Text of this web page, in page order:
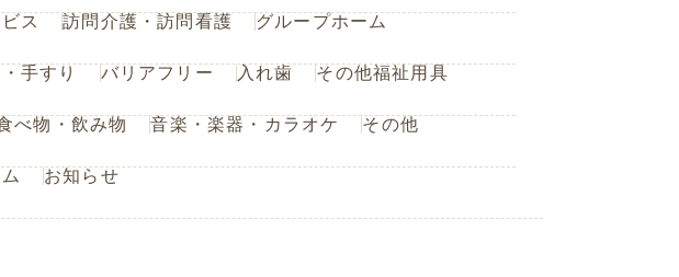
ス 訪問介護・訪問看護 グループホーム
手すり バリアフリー 入れ歯 その他福祉用具
べ物・飲み物 音楽・楽器・カラオケ その他
お知らせ